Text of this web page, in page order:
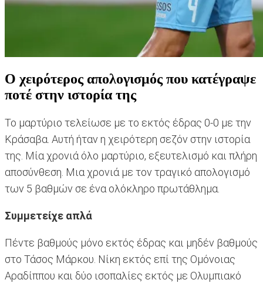
Ο χειρότερος απολογισμός που κατέγραψε
ποτέ στην ιστορία της
Το μαρτύριο τελείωσε με το εκτός έδρας 0-0 με την
Κράσαβα. Αυτή ήταν η χειρότερη σεζόν στην ιστορία
της. Μία χρονιά όλο μαρτύριο, εξευτελισμό και πλήρη
αποσύνθεση. Μια χρονιά με τον τραγικό απολογισμό
των 5 βαθμών σε ένα ολόκληρο πρωτάθλημα.
Συμμετείχε απλά
Πέντε βαθμούς μόνο εκτός έδρας και μηδέν βαθμούς
στο Τάσος Μάρκου. Νίκη εκτός επί της Ομόνοιας
Αραδίππου και δύο ισοπαλίες εκτός με Ολυμπιακό